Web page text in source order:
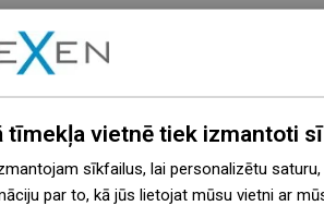
tīmekļa vietnē tiek izmantoti
sīkfailus, lai personalizētu
par to, kā jūs lietojat mūsu vietni ar